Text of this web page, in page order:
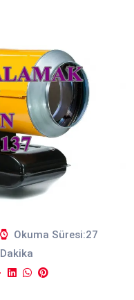
Okuma Süresi:27
Dakika